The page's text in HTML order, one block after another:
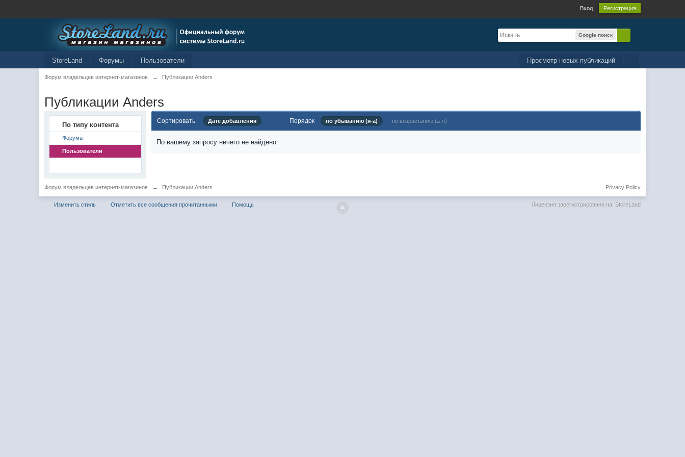
Вход Регистрация
Google поиск
Просмотр новых публикаций
StoreLand Форумы Пользователи
Форум владельцев интернет-магазинов → Публикации Anders
Публикации Anders
По типу контента
Форумы
Пользователи
Сортировать Дате добавления Порядок по убыванию (я-а) по возрастанию (а-я)
По вашему запросу ничего не найдено.
Форум владельцев интернет-магазинов → Публикации Anders Privacy Policy
Изменить стиль Отметить все сообщения прочитанными Помощь Лицензия зарегистрирована на: StoreLand